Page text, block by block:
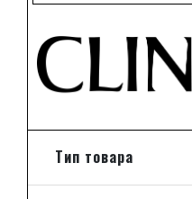
Также эксклюзивные
в Ее образ неуловимые
дополняют образ дамы,
с богатством
Яркие тона в
изысканность
мужских линеек,
Тип товара